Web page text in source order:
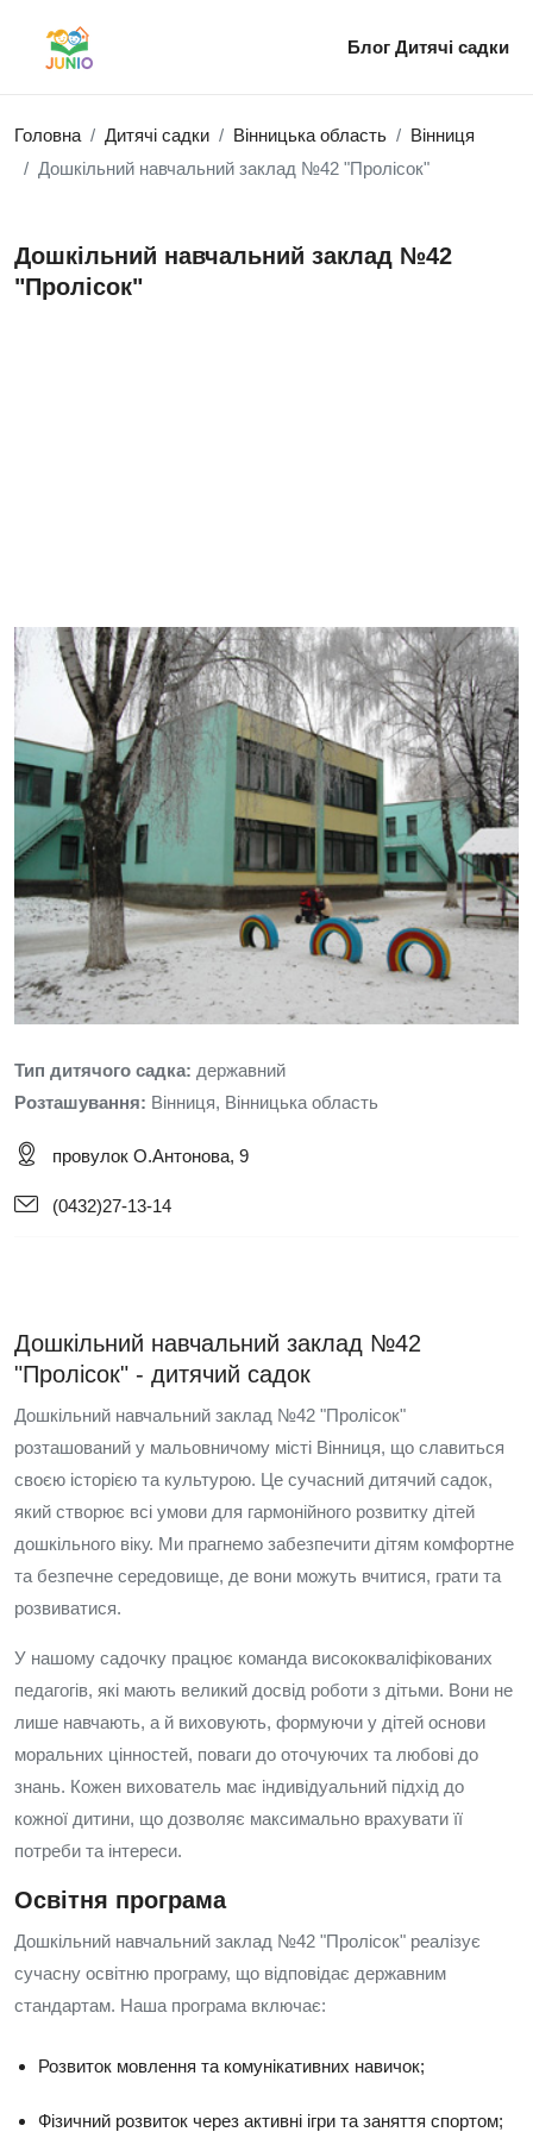
Блог Дитячі садки
Головна Дитячі садки Вінницька область
Вінниця
Дошкільний навчальний заклад №42 "Пролісок"
Дошкільний навчальний заклад №42
"Пролісок"
Тип дитячого садка: державний
Розташування: Вінниця, Вінницька область
провулок О.Антонова, 9
(0432)27-13-14
Дошкільний навчальний заклад №42
"Пролісок" - дитячий садок
Дошкільний навчальний заклад №42 "Пролісок"
розташований у мальовничому місті Вінниця, що славиться
своєю історією та культурою. Це сучасний дитячий садок,
який створює всі умови для гармонійного розвитку дітей
дошкільного віку. Ми прагнемо забезпечити дітям комфортне
та безпечне середовище, де вони можуть вчитися, грати та
розвиватися.
У нашому садочку працює команда висококваліфікованих
педагогів, які мають великий досвід роботи з дітьми. Вони не
лише навчають, а й виховують, формуючи у дітей основи
моральних цінностей, поваги до оточуючих та любові до
знань. Кожен вихователь має індивідуальний підхід до
кожної дитини, що дозволяє максимально врахувати її
потреби та інтереси.
Освітня програма
Дошкільний навчальний заклад №42 "Пролісок" реалізує
сучасну освітню програму, що відповідає державним
стандартам. Наша програма включає:
Розвиток мовлення та комунікативних навичок;
Фізичний розвиток через активні ігри та заняття спортом;